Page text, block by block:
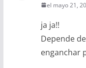
el mayo 21,
ja ja!!
Depende
enganchar